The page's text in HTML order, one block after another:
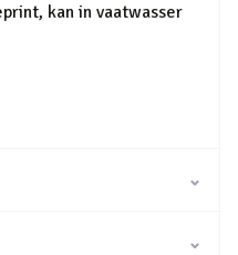
kan in vaatwasser
⌄
⌄